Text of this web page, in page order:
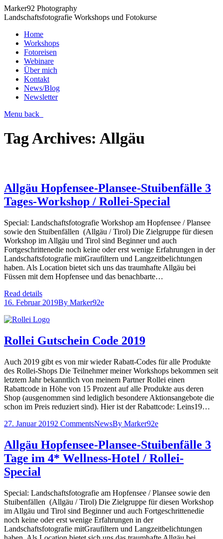
Marker92 Photography
Landschaftsfotografie Workshops und Fotokurse
Home
Workshops
Fotoreisen
Webinare
Über mich
Kontakt
News/Blog
Newsletter
Menu back
Tag Archives: Allgäu
Allgäu Hopfensee-Plansee-Stuibenfälle 3
Tages-Workshop / Rollei-Special
Special: Landschaftsfotografie Workshop am Hopfensee / Plansee
sowie den Stuibenfällen (Allgäu / Tirol) Die Zielgruppe für diesen
Workshop im Allgäu und Tirol sind Beginner und auch
Fortgeschrittenedie noch keine oder erst wenige Erfahrungen in der
Landschaftsfotografie mitGraufiltern und Langzeitbelichtungen
haben. Als Location bietet sich uns das traumhafte Allgäu bei
Füssen mit dem Hopfensee und das benachbarte…
Read details
16. Februar 2019By Marker92e
Rollei Gutschein Code 2019
Auch 2019 gibt es von mir wieder Rabatt-Codes für alle Produkte
des Rollei-Shops Die Teilnehmer meiner Workshops bekommen seit
letztem Jahr bekanntlich von meinem Partner Rollei einen
Rabattcode in Höhe von 15 Prozent auf alle Produkte aus deren
Shop (ausgenommen sind lediglich besondere Aktionsangebote die
schon im Preis reduziert sind). Hier ist der Rabattcode: Leins19…
27. Januar 20192 CommentsNewsBy Marker92e
Allgäu Hopfensee-Plansee-Stuibenfälle 3
Tage im 4* Wellness-Hotel / Rollei-
Special
Special: Landschaftsfotografie am Hopfensee / Plansee sowie den
Stuibenfällen (Allgäu / Tirol) Die Zielgruppe für diesen Workshop
im Allgäu und Tirol sind Beginner und auch Fortgeschrittenedie
noch keine oder erst wenige Erfahrungen in der
Landschaftsfotografie mitGraufiltern und Langzeitbelichtungen